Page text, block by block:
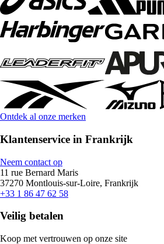
Ontdek al onze merken
Klantenservice in Frankrijk
Neem contact op
11 rue Bernard Maris
37270 Montlouis-sur-Loire, Frankrijk
+33 1 86 47 62 58
Veilig betalen
Koop met vertrouwen op onze site